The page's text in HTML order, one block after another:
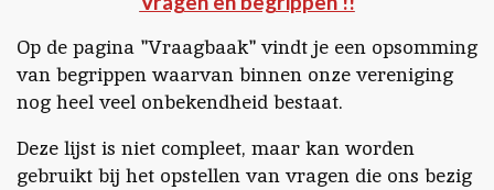
Op de pagina "Vraagbaak" vindt je een opsomming
van begrippen waarvan binnen onze vereniging
nog heel veel onbekendheid bestaat.
Deze lijst is niet compleet, maar kan worden
gebruikt bij het opstellen van vragen die ons bezig